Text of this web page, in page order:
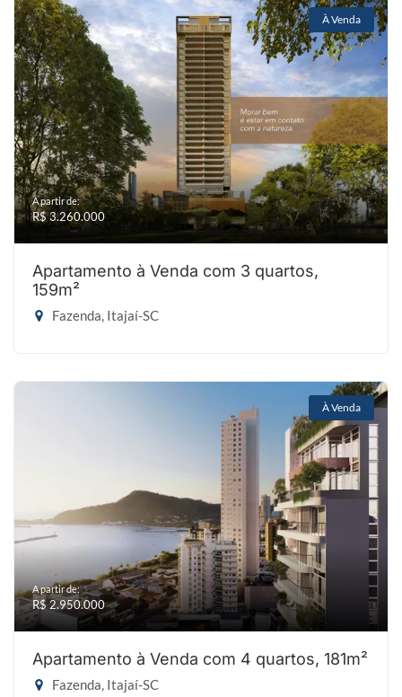
À Venda
A partir de:
R$ 3.260.000
Apartamento à Venda com 3 quartos,
159m²
Fazenda, Itajaí-SC
À Venda
A partir de:
R$ 2.950.000
Apartamento à Venda com 4 quartos, 181m²
Fazenda, Itajaí-SC